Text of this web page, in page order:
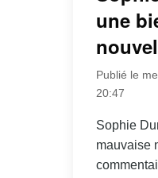
une
Publié le
20:47
Sophie
mauvaise